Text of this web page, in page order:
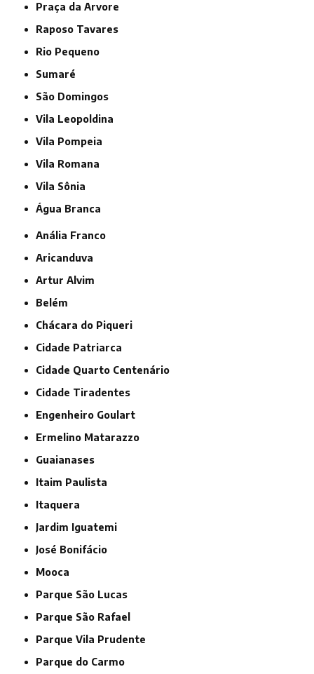
Praça da Arvore
Raposo Tavares
Rio Pequeno
Sumaré
São Domingos
Vila Leopoldina
Vila Pompeia
Vila Romana
Vila Sônia
Água Branca
Anália Franco
Aricanduva
Artur Alvim
Belém
Chácara do Piqueri
Cidade Patriarca
Cidade Quarto Centenário
Cidade Tiradentes
Engenheiro Goulart
Ermelino Matarazzo
Guaianases
Itaim Paulista
Itaquera
Jardim Iguatemi
José Bonifácio
Mooca
Parque São Lucas
Parque São Rafael
Parque Vila Prudente
Parque do Carmo